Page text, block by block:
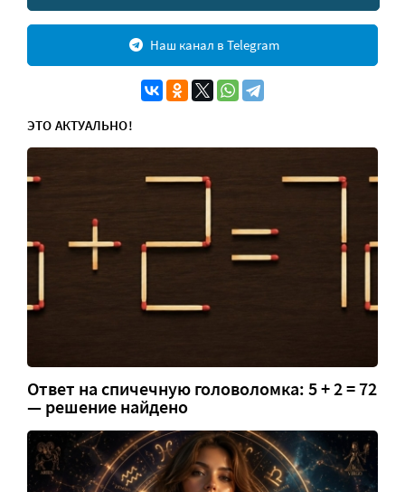
Наш канал в Telegram
ЭТО АКТУАЛЬНО!
Ответ на спичечную головоломка: 5 + 2 = 72
— решение найдено